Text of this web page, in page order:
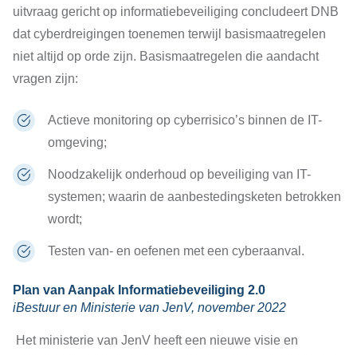
uitvraag gericht op informatiebeveiliging concludeert DNB
dat cyberdreigingen toenemen terwijl basismaatregelen
niet altijd op orde zijn. Basismaatregelen die aandacht
vragen zijn:
Actieve monitoring op cyberrisico’s binnen de IT-
omgeving;
Noodzakelijk onderhoud op beveiliging van IT-
systemen; waarin de aanbestedingsketen betrokken
wordt;
Testen van- en oefenen met een cyberaanval.
Plan van Aanpak Informatiebeveiliging 2.0
iBestuur en Ministerie van JenV, november 2022
Het ministerie van JenV heeft een nieuwe visie en